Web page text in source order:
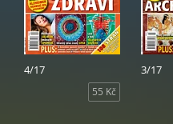
4/17
55 Kč
3/17